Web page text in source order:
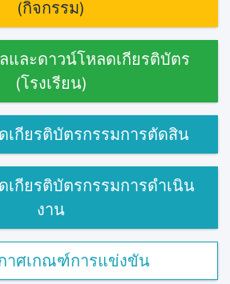
(กิจกรรม)
และดาวน์โหลดเกียรติบัตร
(โรงเรียน)
กียรติบัตรกรรมการตัดสิน
กียรติบัตรกรรมการดำเนิน
งาน
าศเกณฑ์การแข่งขัน